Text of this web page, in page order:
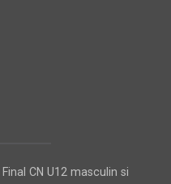
CN U12 masculin si